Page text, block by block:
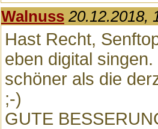
Walnuss 20.12.2018,
Hast Recht,
eben digital
schöner als die
;-)
GUTE